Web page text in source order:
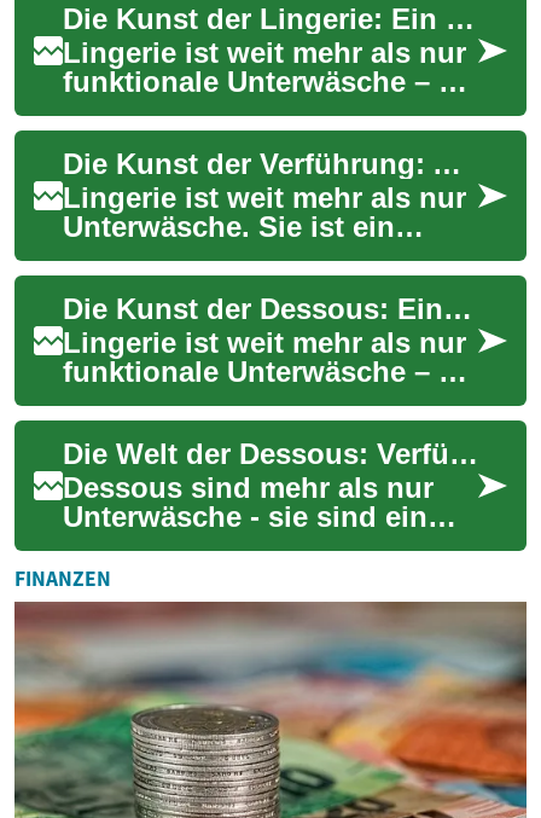
Die Kunst der Lingerie: Ein umfassender Ratgeber für stilvolle Unterwäsche
Lingerie ist weit mehr als nur
funktionale Unterwäsche – sie
ist ein Ausdruck von
Weiblichkeit,
Selbstbewusstsein und...
Die Kunst der Verführung: Alles über Lingerie
Lingerie ist weit mehr als nur
Unterwäsche. Sie ist ein
Ausdruck von Weiblichkeit,
Selbstbewusstsein und
persönlichem...
Die Kunst der Dessous: Ein umfassender Leitfaden für Lingerie
Lingerie ist weit mehr als nur
funktionale Unterwäsche – sie
ist ein Ausdruck von
Selbstbewusstsein, Stil und
persönl...
Die Welt der Dessous: Verführung und Komfort in Einem
Dessous sind mehr als nur
Unterwäsche - sie sind ein
Ausdruck von Weiblichkeit,
Selbstbewusstsein und
persönlichem St...
FINANZEN